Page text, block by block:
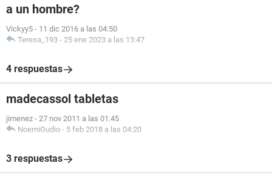
a un hombre?
Vickyy5 - 11 dic 2016 a las 04:50
Teresa_193 - 25 ene 2023 a las 13:47
4 respuestas
madecassol tabletas
jimenez - 27 nov 2011 a las 01:45
NoemiGudio - 5 feb 2018 a las 04:20
3 respuestas